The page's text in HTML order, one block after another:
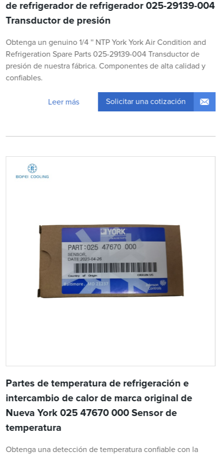
de refrigerador de refrigerador 025-29139-004
Transductor de presión
Obtenga un genuino 1/4 '' NTP York York Air Condition and
Refrigeration Spare Parts 025-29139-004 Transductor de
presión de nuestra fábrica. Componentes de alta calidad y
confiables.
Leer más Solicitar una cotización
Partes de temperatura de refrigeración e
intercambio de calor de marca original de
Nueva York 025 47670 000 Sensor de
temperatura
Obtenga una detección de temperatura confiable con la